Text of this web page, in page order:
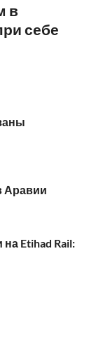
в
себе
Аравии
Etihad Rail: